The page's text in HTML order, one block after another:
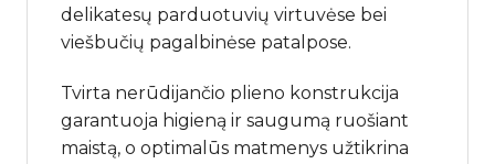
delikatesų parduotuvių virtuvėse bei
viešbučių pagalbinėse patalpose.
Tvirta nerūdijančio plieno konstrukcija
garantuoja higieną ir saugumą ruošiant
maistą, o optimalūs matmenys užtikrina